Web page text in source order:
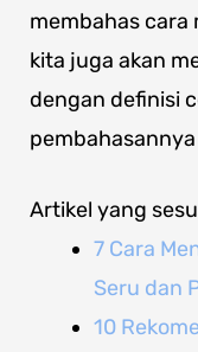
membahas cara
kita juga akan
dengan definisi
Artikel yang
7 Cara
Seru dan
10